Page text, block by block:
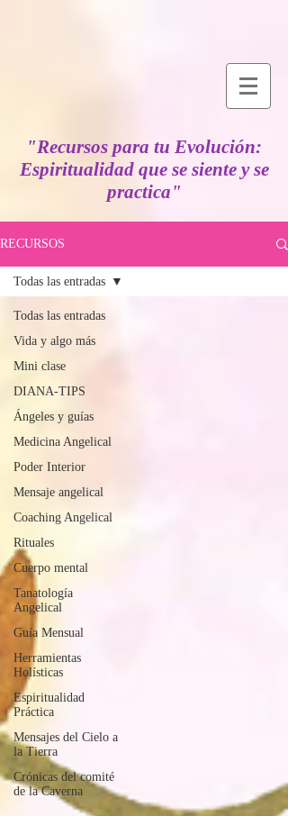
"Recursos para tu Evolución:
Espiritualidad que se siente y se
practica"
RECURSOS
Todas las entradas
Vida y algo más
Mini clase
DIANA-TIPS
Ángeles y guías
Medicina Angelical
Poder Interior
Mensaje angelical
Coaching Angelical
Rituales
Cuerpo mental
Tanatología
Angelical
Guía Mensual
Herramientas
Holísticas
Espiritualidad
Práctica
Mensajes del Cielo a
la Tierra
Crónicas del comité
de la Caverna
Todas las entradas